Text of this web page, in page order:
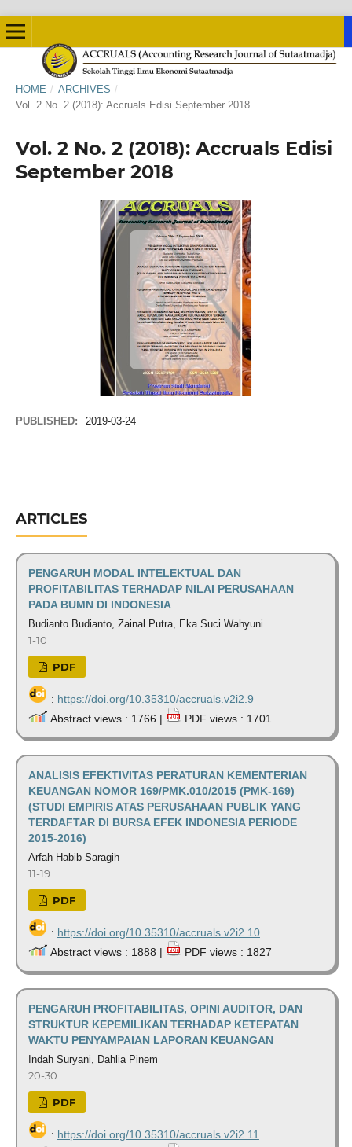
HOME / ARCHIVES /
Vol. 2 No. 2 (2018): Accruals Edisi September 2018
Vol. 2 No. 2 (2018): Accruals Edisi
September 2018
PUBLISHED: 2019-03-24
ARTICLES
PENGARUH MODAL INTELEKTUAL DAN
PROFITABILITAS TERHADAP NILAI PERUSAHAAN
PADA BUMN DI INDONESIA
Budianto Budianto, Zainal Putra, Eka Suci Wahyuni
1-10
PDF
: https://doi.org/10.35310/accruals.v2i2.9
Abstract views : 1766 |
PDF views : 1701
ANALISIS EFEKTIVITAS PERATURAN KEMENTERIAN
KEUANGAN NOMOR 169/PMK.010/2015 (PMK-169)
(STUDI EMPIRIS ATAS PERUSAHAAN PUBLIK YANG
TERDAFTAR DI BURSA EFEK INDONESIA PERIODE
2015-2016)
Arfah Habib Saragih
11-19
PDF
: https://doi.org/10.35310/accruals.v2i2.10
Abstract views : 1888 |
PDF views : 1827
PENGARUH PROFITABILITAS, OPINI AUDITOR, DAN
STRUKTUR KEPEMILIKAN TERHADAP KETEPATAN
WAKTU PENYAMPAIAN LAPORAN KEUANGAN
Indah Suryani, Dahlia Pinem
20-30
PDF
: https://doi.org/10.35310/accruals.v2i2.11